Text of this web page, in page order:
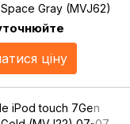
Space Gray (MVJ62)
ціну